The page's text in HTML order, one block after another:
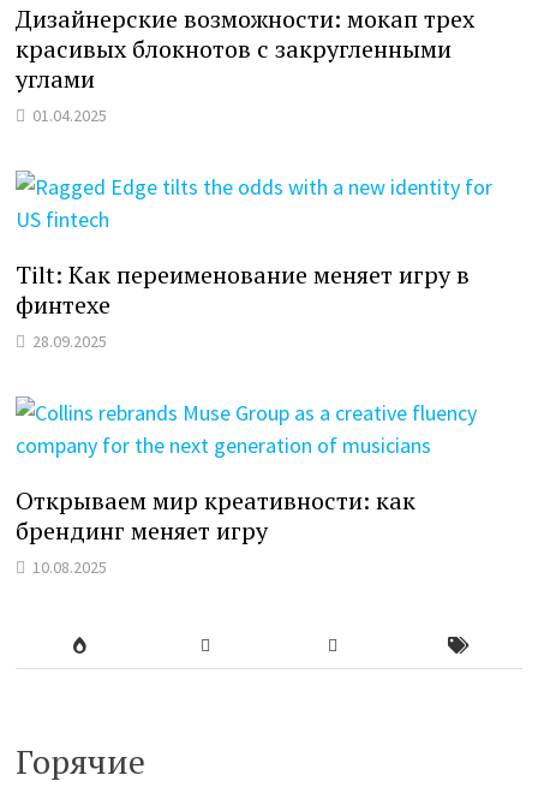
Дизайнерские возможности: мокап трех
красивых блокнотов с закругленными
углами
01.04.2025
Tilt: Как переименование меняет игру в
финтехе
28.09.2025
Открываем мир креативности: как
брендинг меняет игру
10.08.2025
Горячие